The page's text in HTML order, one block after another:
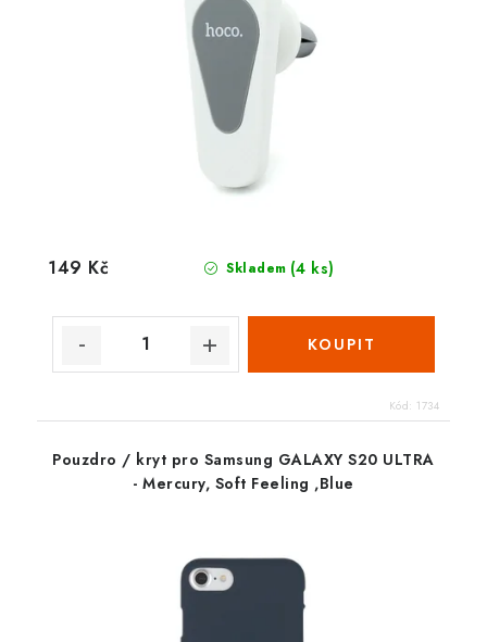
Skladem (4 ks)
149 Kč
Kód: 1734
Pouzdro / kryt pro Samsung GALAXY S20 ULTRA
- Mercury, Soft Feeling ,Blue